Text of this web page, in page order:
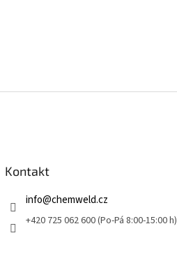
Kontakt
info@chemweld.cz
+420 725 062 600 (Po-Pá 8:00-15:00 h)